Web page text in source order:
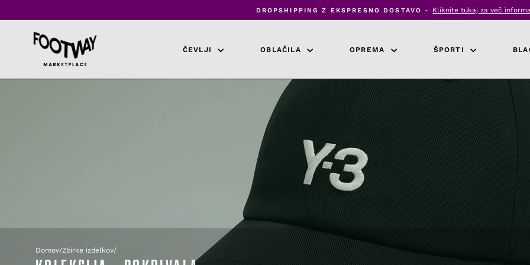
vsebino
Zaustavi
DROPSHIPPING Z EKSPRESNO DOSTAVO - Kliknite tukaj za več
ČEVLJI OBLAČILA OPREMA ŠPORTI
Domov/Zbirke izdelkov/